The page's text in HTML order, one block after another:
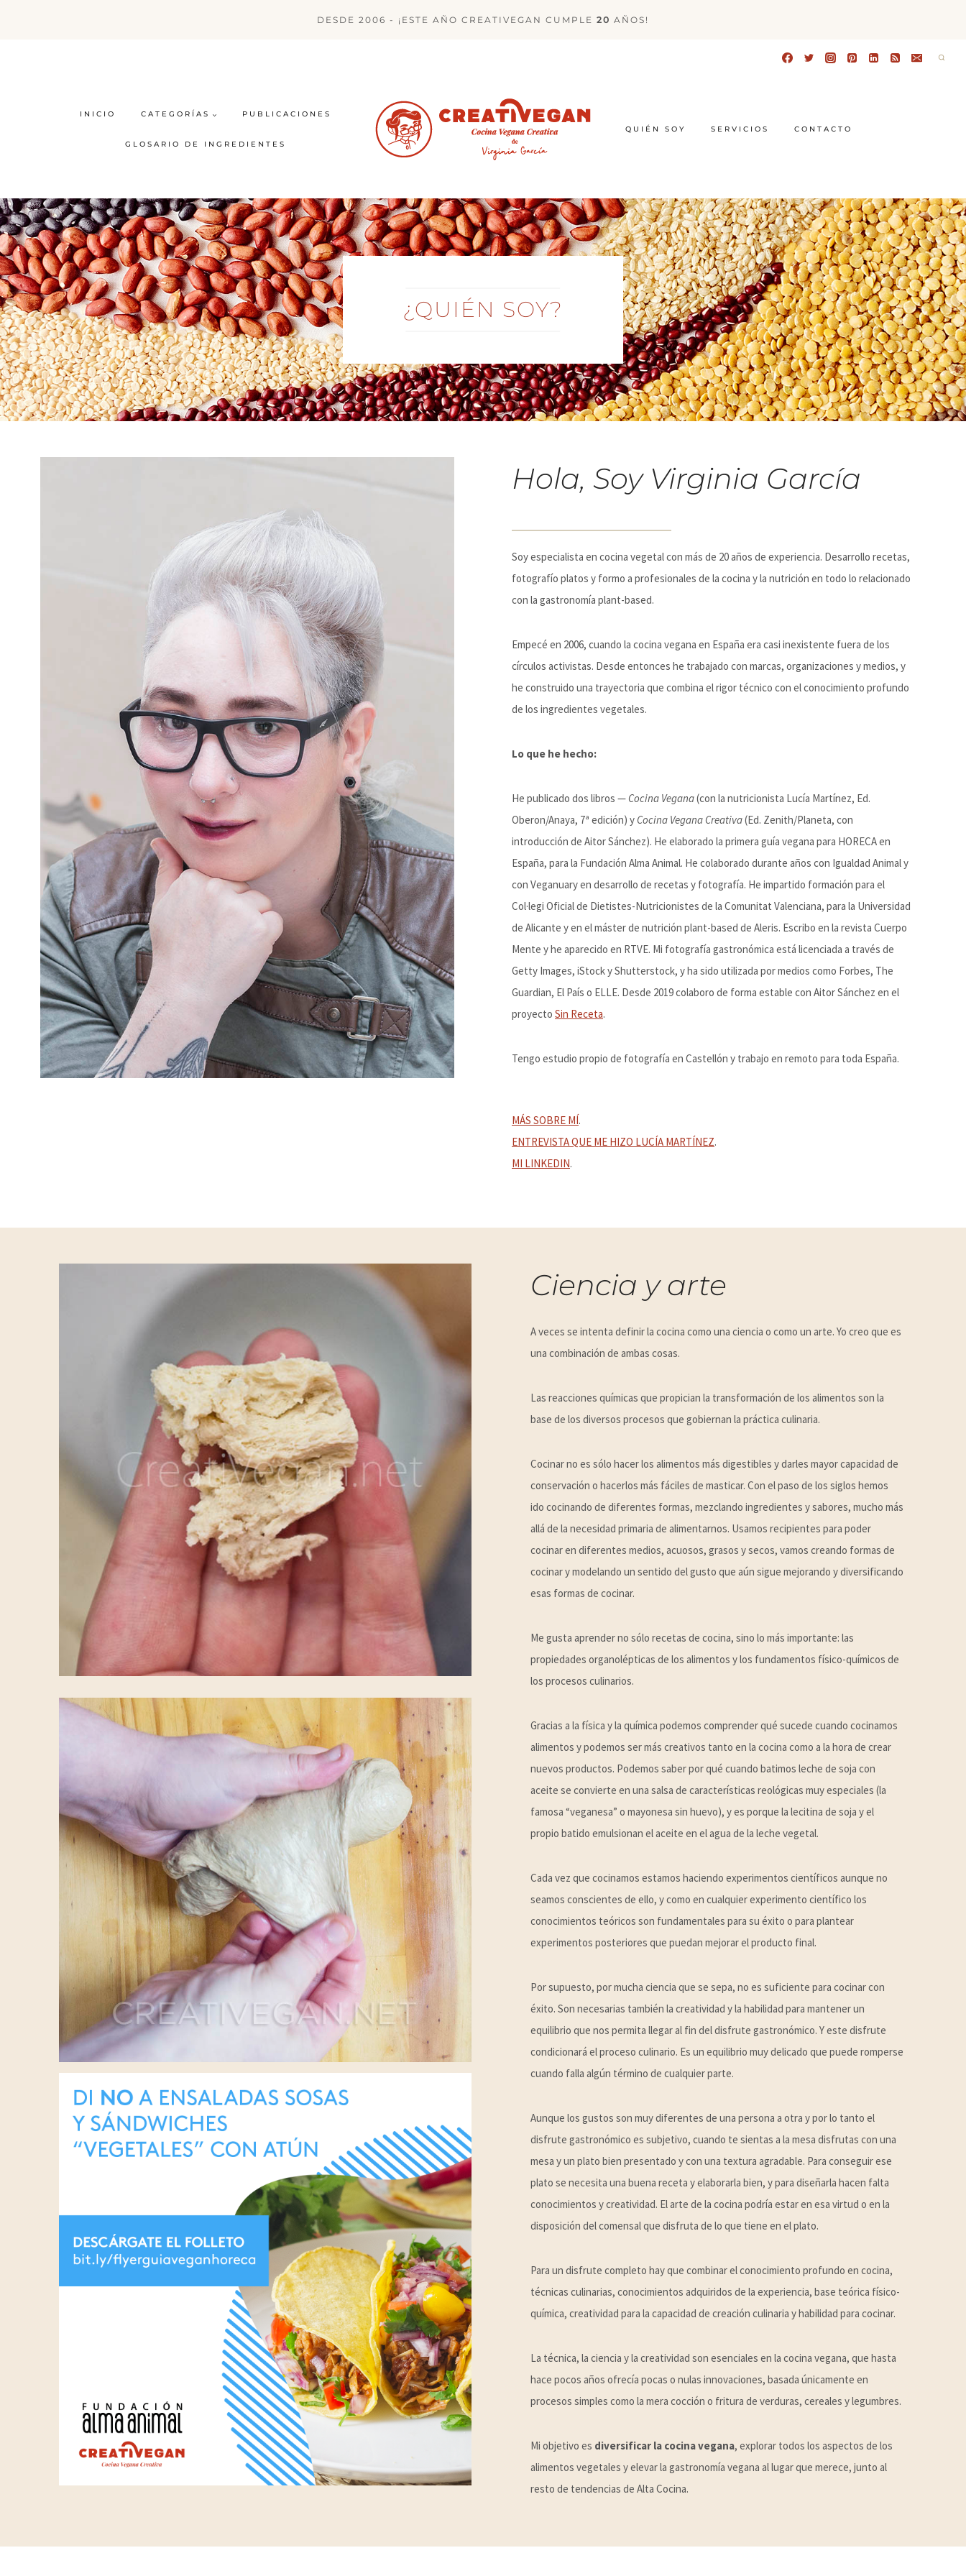
DESDE 2006 - ¡ESTE AÑO CREATIVEGAN CUMPLE 20 AÑOS!
INICIO CATEGORÍAS PUBLICACIONES
GLOSARIO DE INGREDIENTES
QUIÉN SOY SERVICIOS CONTACTO
¿QUIÉN SOY?
Hola, Soy Virginia García
Soy especialista en cocina vegetal con más de 20 años de experiencia. Desarrollo recetas,
fotografío platos y formo a profesionales de la cocina y la nutrición en todo lo relacionado
con la gastronomía plant-based.
Empecé en 2006, cuando la cocina vegana en España era casi inexistente fuera de los
círculos activistas. Desde entonces he trabajado con marcas, organizaciones y medios, y
he construido una trayectoria que combina el rigor técnico con el conocimiento profundo
de los ingredientes vegetales.
Lo que he hecho:
He publicado dos libros — Cocina Vegana(con la nutricionista Lucía Martínez, Ed.
Oberon/Anaya, 7ª edición) y Cocina Vegana Creativa(Ed. Zenith/Planeta, con
introducción de Aitor Sánchez). He elaborado la primera guía vegana para HORECA en
España, para la Fundación Alma Animal. He colaborado durante años con Igualdad Animal y
con Veganuary en desarrollo de recetas y fotografía. He impartido formación para el
Col·legi Oficial de Dietistes-Nutricionistes de la Comunitat Valenciana, para la Universidad
de Alicante y en el máster de nutrición plant-based de Aleris. Escribo en la revista Cuerpo
Mente y he aparecido en RTVE. Mi fotografía gastronómica está licenciada a través de
Getty Images, iStock y Shutterstock, y ha sido utilizada por medios como Forbes, The
Guardian, El País o ELLE. Desde 2019 colaboro de forma estable con Aitor Sánchez en el
proyecto Sin Receta.
Tengo estudio propio de fotografía en Castellón y trabajo en remoto para toda España.
MÁS SOBRE MÍ.
ENTREVISTA QUE ME HIZO LUCÍA MARTÍNEZ.
MI LINKEDIN.
Ciencia y arte
A veces se intenta definir la cocina como una ciencia o como un arte. Yo creo que es
una combinación de ambas cosas.
Las reacciones químicas que propician la transformación de los alimentos son la
base de los diversos procesos que gobiernan la práctica culinaria.
Cocinar no es sólo hacer los alimentos más digestibles y darles mayor capacidad de
conservación o hacerlos más fáciles de masticar. Con el paso de los siglos hemos
ido cocinando de diferentes formas, mezclando ingredientes y sabores, mucho más
allá de la necesidad primaria de alimentarnos. Usamos recipientes para poder
cocinar en diferentes medios, acuosos, grasos y secos, vamos creando formas de
cocinar y modelando un sentido del gusto que aún sigue mejorando y diversificando
esas formas de cocinar.
Me gusta aprender no sólo recetas de cocina, sino lo más importante: las
propiedades organolépticas de los alimentos y los fundamentos físico-químicos de
los procesos culinarios.
Gracias a la física y la química podemos comprender qué sucede cuando cocinamos
alimentos y podemos ser más creativos tanto en la cocina como a la hora de crear
nuevos productos. Podemos saber por qué cuando batimos leche de soja con
aceite se convierte en una salsa de características reológicas muy especiales (la
famosa “veganesa” o mayonesa sin huevo), y es porque la lecitina de soja y el
propio batido emulsionan el aceite en el agua de la leche vegetal.
Cada vez que cocinamos estamos haciendo experimentos científicos aunque no
seamos conscientes de ello, y como en cualquier experimento científico los
conocimientos teóricos son fundamentales para su éxito o para plantear
experimentos posteriores que puedan mejorar el producto final.
Por supuesto, por mucha ciencia que se sepa, no es suficiente para cocinar con
éxito. Son necesarias también la creatividad y la habilidad para mantener un
equilibrio que nos permita llegar al fin del disfrute gastronómico. Y este disfrute
condicionará el proceso culinario. Es un equilibrio muy delicado que puede romperse
cuando falla algún término de cualquier parte.
Aunque los gustos son muy diferentes de una persona a otra y por lo tanto el
disfrute gastronómico es subjetivo, cuando te sientas a la mesa disfrutas con una
mesa y un plato bien presentado y con una textura agradable. Para conseguir ese
plato se necesita una buena receta y elaborarla bien, y para diseñarla hacen falta
conocimientos y creatividad. El arte de la cocina podría estar en esa virtud o en la
disposición del comensal que disfruta de lo que tiene en el plato.
Para un disfrute completo hay que combinar el conocimiento profundo en cocina,
técnicas culinarias, conocimientos adquiridos de la experiencia, base teórica físico-
química, creatividad para la capacidad de creación culinaria y habilidad para cocinar.
La técnica, la ciencia y la creatividad son esenciales en la cocina vegana, que hasta
hace pocos años ofrecía pocas o nulas innovaciones, basada únicamente en
procesos simples como la mera cocción o fritura de verduras, cereales y legumbres.
Mi objetivo es diversificar la cocina vegana, explorar todos los aspectos de los
alimentos vegetales y elevar la gastronomía vegana al lugar que merece, junto al
resto de tendencias de Alta Cocina.